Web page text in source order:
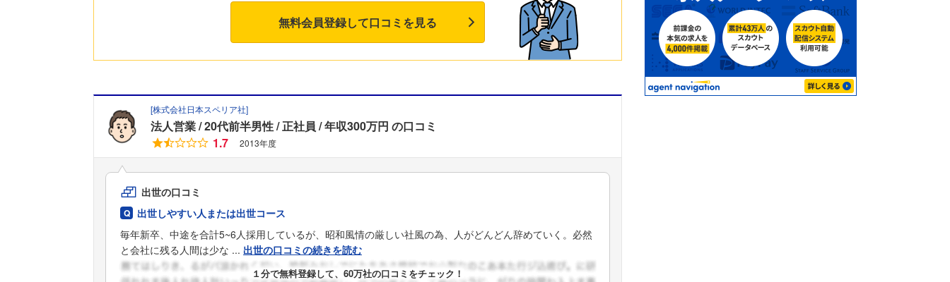
無料会員登録して口コミを見る
[株式会社日本スペリア社]
法人営業 20代前半男性 正社員 年収300万円 の口コミ
1.7
2013年度
出世の口コミ
出世しやすい人または出世コース
毎年新卒、中途を合計5~6人採用しているが、昭和風情の厳しい社風の為、人がどんどん辞めていく。必然
と会社に残る人間は少な ... 出世の口コミの続きを読む
１分で無料登録して、60万社の口コミをチェック！